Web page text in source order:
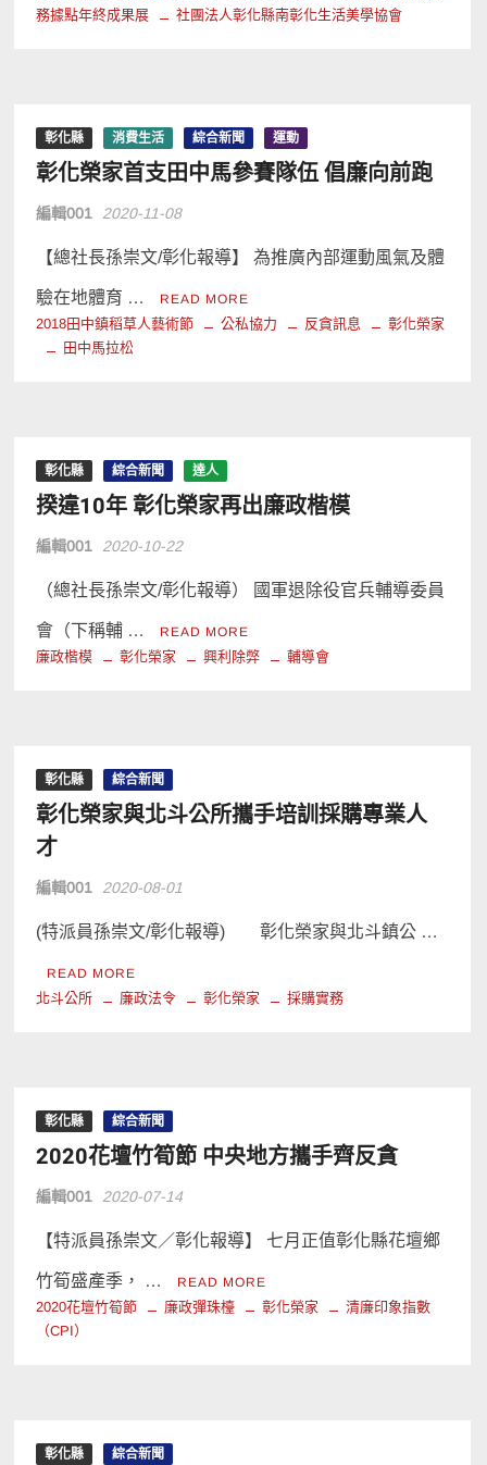
務據點年終成果展
社團法人彰化縣南彰化生活美學協會
彰化縣 消費生活 綜合新聞 運動
彰化榮家首支田中馬參賽隊伍 倡廉向前跑
編輯001 2020-11-08
【總社長孫崇文/彰化報導】 為推廣內部運動風氣及體
驗在地體育 … READ MORE
2018田中鎮稻草人藝術節 公私協力 反貪訊息
彰化榮家
田中馬拉松
彰化縣 綜合新聞 達人
揆違10年 彰化榮家再出廉政楷模
編輯001 2020-10-22
（總社長孫崇文/彰化報導） 國軍退除役官兵輔導委員
會（下稱輔 … READ MORE
廉政楷模 彰化榮家 興利除弊 輔導會
彰化縣 綜合新聞
彰化榮家與北斗公所攜手培訓採購專業人
才
編輯001 2020-08-01
(特派員孫崇文/彰化報導) 彰化榮家與北斗鎮公 …
READ MORE
北斗公所 廉政法令 彰化榮家 採購實務
彰化縣 綜合新聞
2020花壇竹筍節 中央地方攜手齊反貪
編輯001 2020-07-14
【特派員孫崇文／彰化報導】 七月正值彰化縣花壇鄉
竹筍盛產季， … READ MORE
2020花壇竹筍節 廉政彈珠檯 彰化榮家
清廉印象指數
（CPI）
彰化縣 綜合新聞